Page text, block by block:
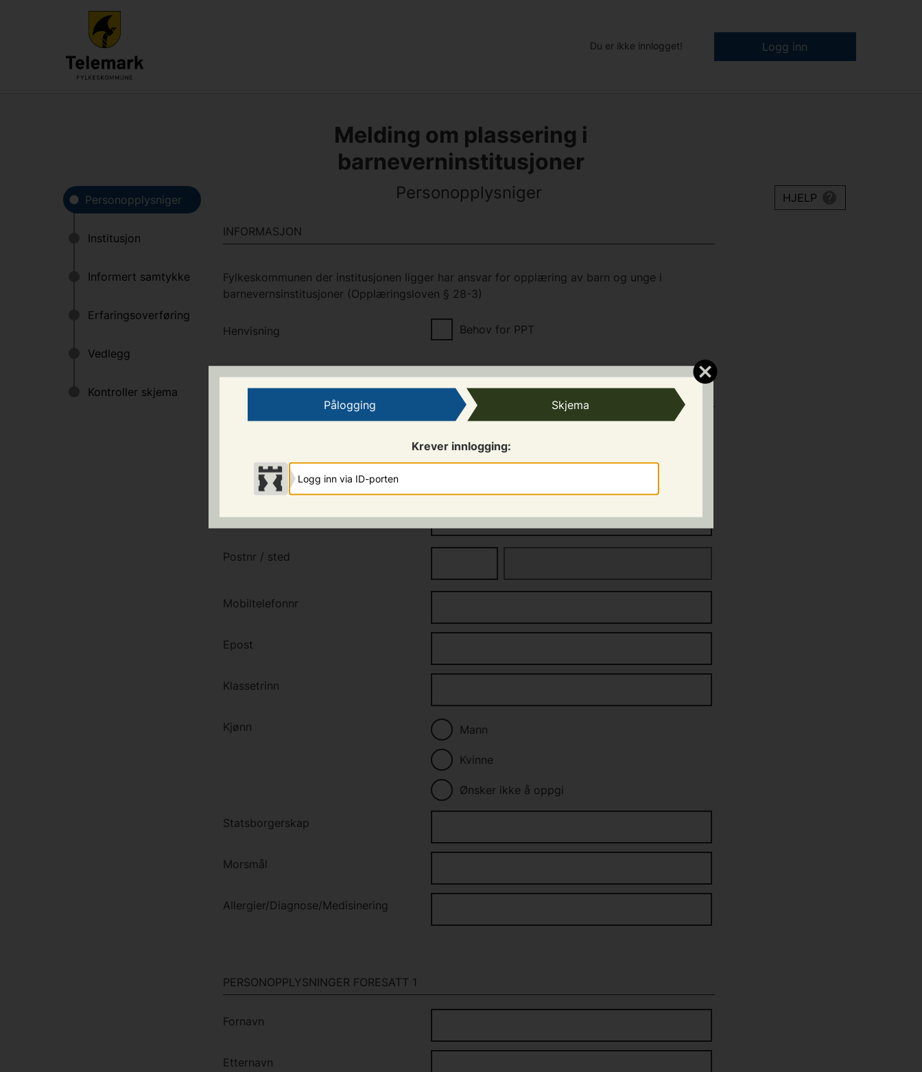
Pålogging Skjema
Krever innlogging:
Logg inn via ID-porten
Du er ikke innlogget! Logg inn
Melding om plassering i
barneverninstitusjoner
Personopplysniger
INFORMASJON
Fylkeskommunen der institusjonen ligger har ansvar for opplæring av barn og unge i
barnevernsinstitusjoner (Opplæringsloven § 28-3)
Henvisning Behov for PPT
Fornavn/Etternavn
Adresse
Postnr / sted
Mobiltelefonnr
Epost
Klassetrinn
Kjønn Mann
Kvinne
Ønsker ikke å oppgi
Statsborgerskap
Morsmål
Allergier/Diagnose/Medisinering
PERSONOPPLYSNINGER FORESATT 1
Fornavn
Etternavn
HJELP